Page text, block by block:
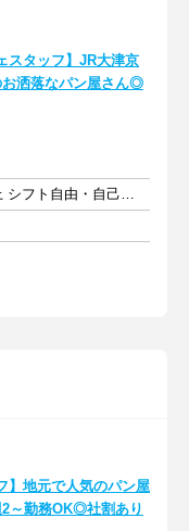
スタッフ】JR大津京
洒落なパン屋さん◎
週2日以上 1日5時間以上 シフト自由・自己申告
】地元で人気のパン屋
～勤務OK◎社割あり